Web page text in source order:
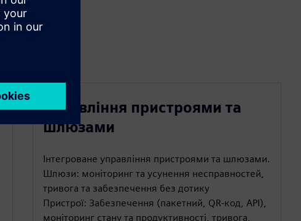
Управління пристроями та
шлюзами
Інтегроване управління пристроями та шлюзами.
Шлюзи: моніторинг та усунення несправностей,
тривога та забезпечення без дотику
Пристрої: Забезпечення (пакетний, QR-код, API),
моніторинг стану та продуктивності, тривога,